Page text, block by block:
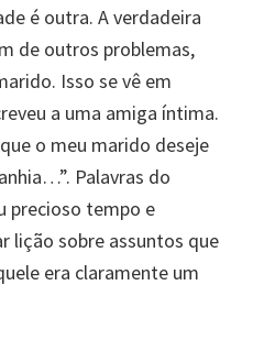
é outra. A verdadeira
de outros problemas,
Isso se vê em
a uma amiga íntima.
o meu marido deseje
Palavras do
precioso tempo e
lição sobre assuntos que
era claramente um